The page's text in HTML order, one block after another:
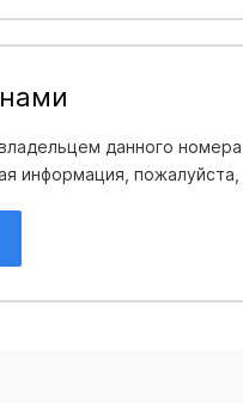
данного
информация,